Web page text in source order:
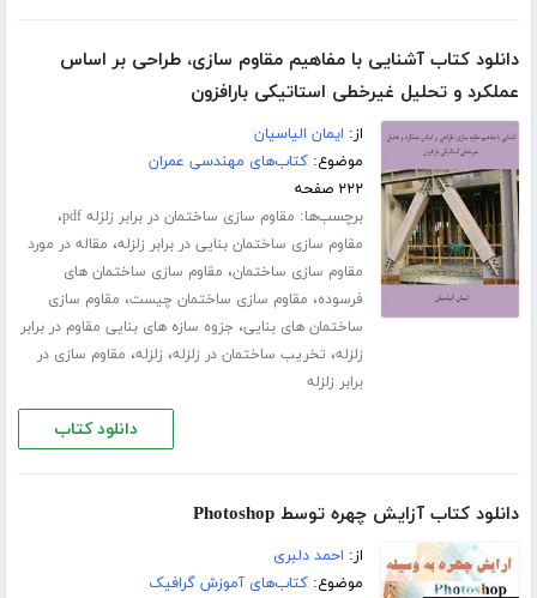
دانلود کتاب آشنایی با مفاهیم مقاوم سازی، طراحی بر اساس
عملکرد و تحلیل غیرخطی استاتیکی بارافزون
از: ایمان الیاسیان
موضوع:کتاب‌های مهندسی عمران
۲۲۲ صفحه
برچسب‌ها: مقاوم سازی ساختمان در برابر زلزله pdf ،
مقاوم سازی ساختمان بنایی در برابر زلزله، مقاله در مورد
مقاوم سازی ساختمان، مقاوم سازی ساختمان های
فرسوده، مقاوم سازی ساختمان چیست، مقاوم سازی
ساختمان های بنایی، جزوه سازه های بنایی مقاوم در برابر
زلزله، تخریب ساختمان در زلزله، زلزله، مقاوم سازی در
برابر زلزله
دانلود کتاب
دانلود کتاب آزایش چهره توسط Photoshop
از: احمد دلبری
موضوع:کتاب‌های آموزش گرافیک